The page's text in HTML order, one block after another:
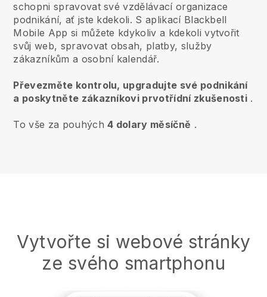
schopni spravovat své vzdělávací organizace
podnikání, ať jste kdekoli. S aplikací Blackbell
Mobile App si můžete kdykoliv a kdekoli vytvořit
svůj web, spravovat obsah, platby, služby
zákazníkům a osobní kalendář.
Převezměte kontrolu, upgradujte své podnikání
a poskytněte zákazníkovi prvotřídní zkušenosti .
To vše za pouhých4 dolary měsíčně .
Vytvořte si webové stránky
ze svého smartphonu